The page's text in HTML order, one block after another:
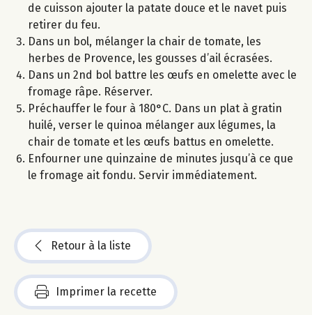
de cuisson ajouter la patate douce et le navet puis
retirer du feu.
Dans un bol, mélanger la chair de tomate, les
herbes de Provence, les gousses d’ail écrasées.
Dans un 2nd bol battre les œufs en omelette avec le
fromage râpe. Réserver.
Préchauffer le four à 180°C. Dans un plat à gratin
huilé, verser le quinoa mélanger aux légumes, la
chair de tomate et les œufs battus en omelette.
Enfourner une quinzaine de minutes jusqu’à ce que
le fromage ait fondu. Servir immédiatement.
Retour à la liste
Imprimer la recette